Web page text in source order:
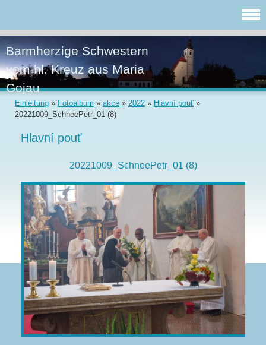
Barmherzige Schwestern
vom hl. Kreuz aus Maria
Gojau
Einleitung » Fotoalbum » akce » 2022 » Hlavní pouť »
20221009_SchneePetr_01 (8)
Hlavní pouť
20221009_SchneePetr_01 (8)